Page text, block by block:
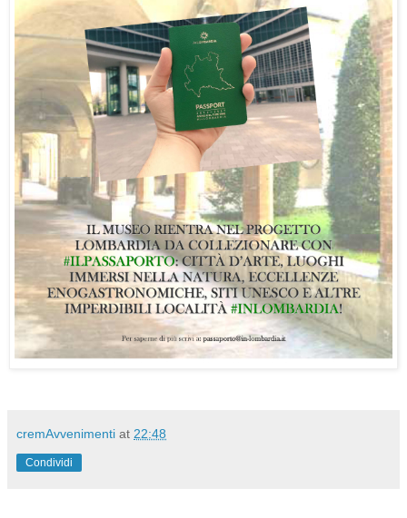
cremAvvenimenti at 22:48
Condividi